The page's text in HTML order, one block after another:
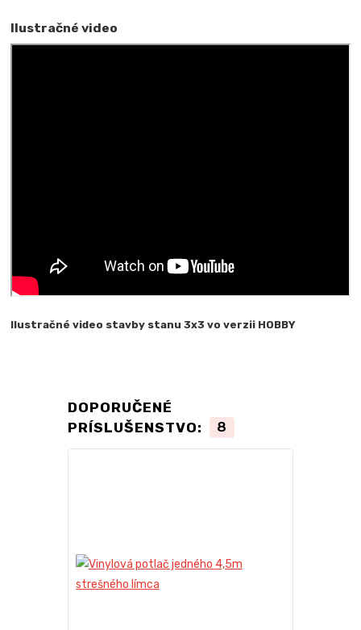
Ilustračné video
Ilustračné video stavby stanu 3x3 vo verzii HOBBY
DOPORUČENÉ
PRÍSLUŠENSTVO:
8